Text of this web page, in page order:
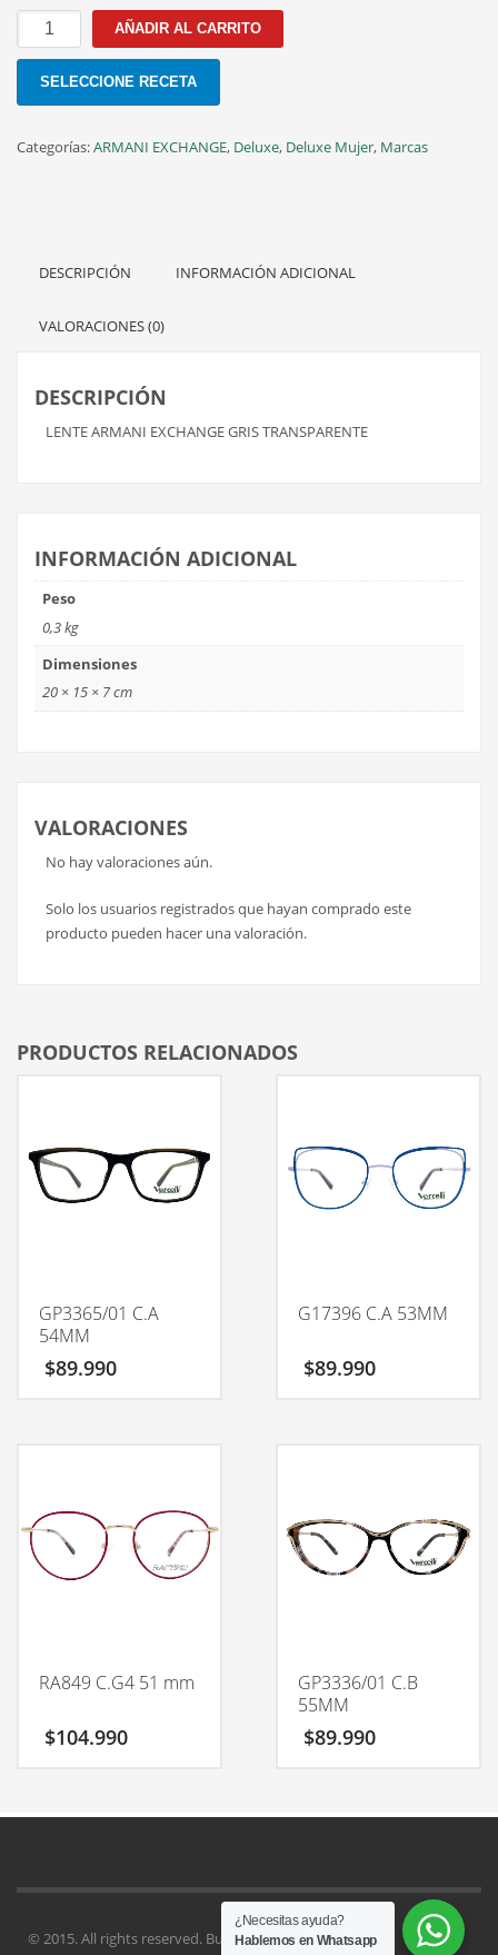
3016
AÑADIR AL CARRITO
SELECCIONE RECETA
Categorías:ARMANI EXCHANGE, Deluxe, Deluxe Mujer, Marcas
DESCRIPCIÓN INFORMACIÓN ADICIONAL
VALORACIONES (0)
DESCRIPCIÓN
LENTE ARMANI EXCHANGE GRIS TRANSPARENTE
INFORMACIÓN ADICIONAL
Peso
0,3 kg
Dimensiones
20 × 15 × 7 cm
VALORACIONES
No hay valoraciones aún.
Solo los usuarios registrados que hayan comprado este
producto pueden hacer una valoración.
PRODUCTOS RELACIONADOS
GP3365/01 C.A
54MM
$89.990
G17396 C.A 53MM
$89.990
RA849 C.G4 51 mm
$104.990
GP3336/01 C.B
55MM
$89.990
© 2015. All rights reserved. Buy Kallyas Theme.
¿Necesitas ayuda?
Hablemos en Whatsapp